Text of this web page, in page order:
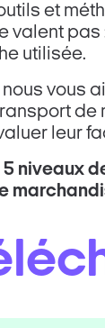
et
valent
utilisée.
vous
de
leur
niveaux